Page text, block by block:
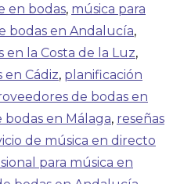
en bodas, música para
bodas en Andalucía,
en la Costa de la Luz,
en Cádiz, planificación
de bodas en
en Málaga, reseñas
de música en directo
para música en